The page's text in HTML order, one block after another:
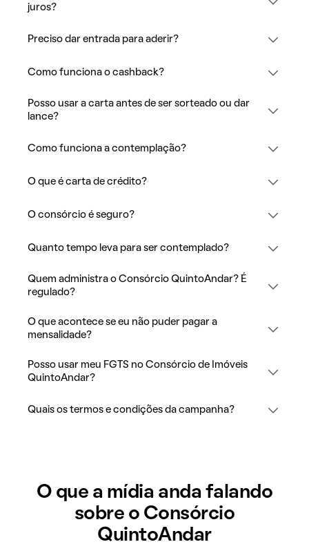
juros?
Preciso dar entrada para aderir?
Como funciona o cashback?
Posso usar a carta antes de ser sorteado ou dar
lance?
Como funciona a contemplação?
O que é carta de crédito?
O consórcio é seguro?
Quanto tempo leva para ser contemplado?
Quem administra o Consórcio QuintoAndar? É
regulado?
O que acontece se eu não puder pagar a
mensalidade?
Posso usar meu FGTS no Consórcio de Imóveis
QuintoAndar?
Quais os termos e condições da campanha?
O que a mídia anda falando
sobre o Consórcio
QuintoAndar